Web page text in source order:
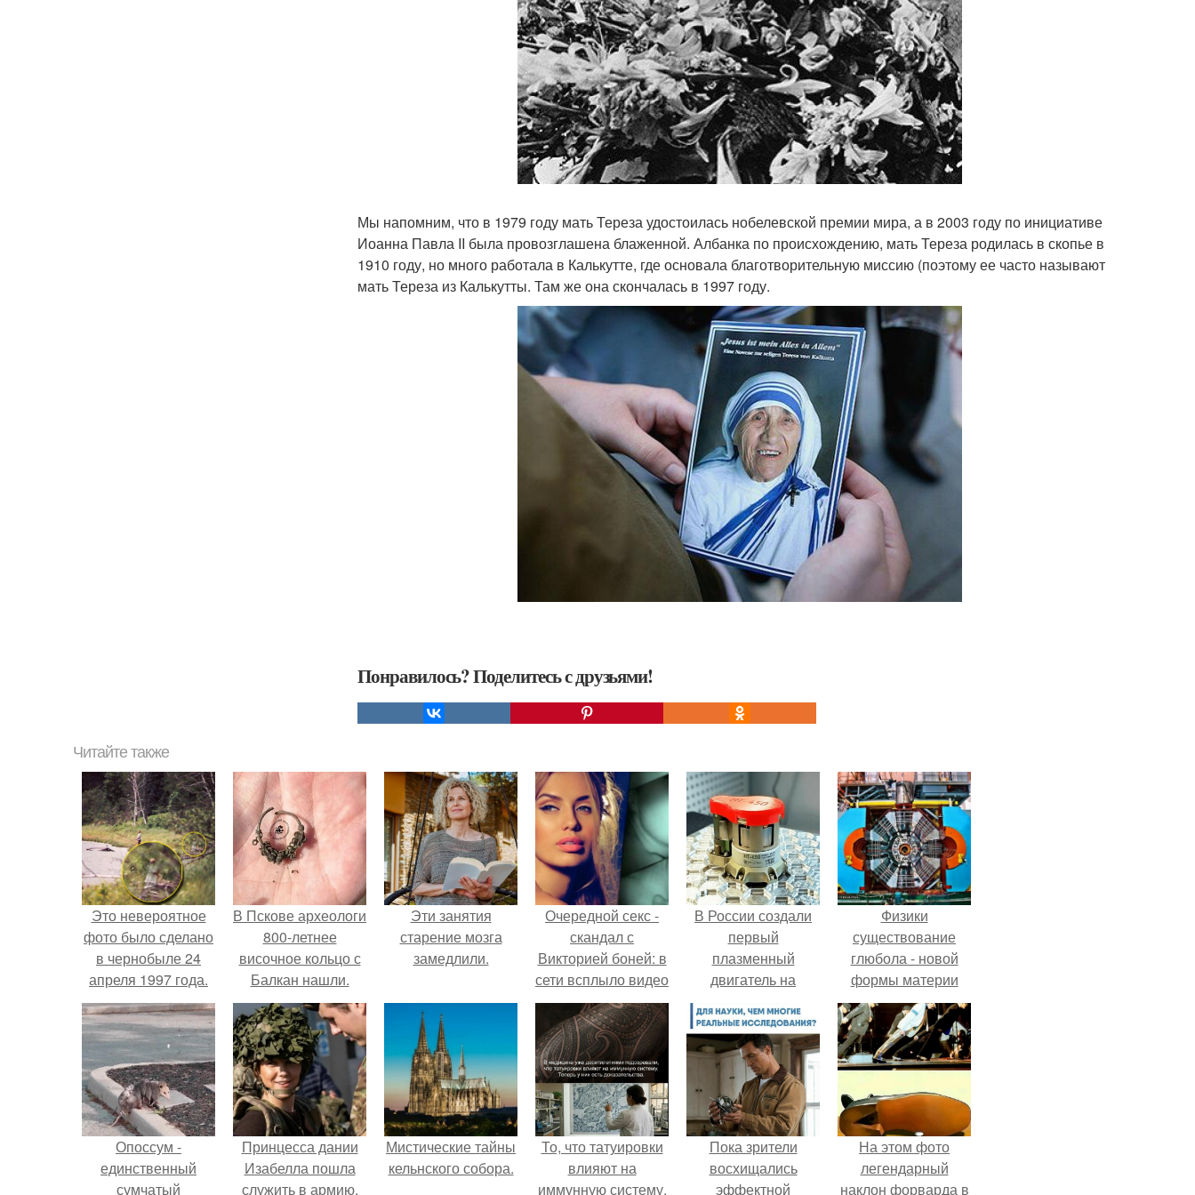
Мы напомним, что в 1979 году мать Тереза удостоилась нобелевской премии мира, а в 2003 году по инициативе
Иоанна Павла II была провозглашена блаженной. Албанка по происхождению, мать Тереза родилась в скопье в
1910 году, но много работала в Калькутте, где основала благотворительную миссию (поэтому ее часто называют
мать Тереза из Калькутты. Там же она скончалась в 1997 году.
Понравилось? Поделитесь с друзьями!
Читайте также
Это невероятное
фото было сделано
в чернобыле 24
апреля 1997 года.
В Пскове археологи
800-летнее
височное кольцо с
Балкан нашли.
Эти занятия
старение мозга
замедлили.
Очередной секс -
скандал с
Викторией боней: в
сети всплыло видео
с мастурбацией.
В России создали
первый
плазменный
двигатель на
Физики
существование
глюбола - новой
формы материи
подтвердили.
Опоссум -
единственный
сумчатый
Принцесса дании
Изабелла пошла
служить в армию.
Мистические тайны
кельнского собора.
То, что татуировки
влияют на
иммунную систему,
Пока зрители
восхищались
эффектной
На этом фото
легендарный
наклон форварда в